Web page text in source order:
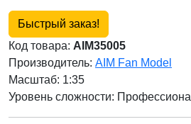
Быстрый заказ!
Код товара: AIM35005
Производитель: AIM Fan Model
Масштаб: 1:35
Уровень сложности: